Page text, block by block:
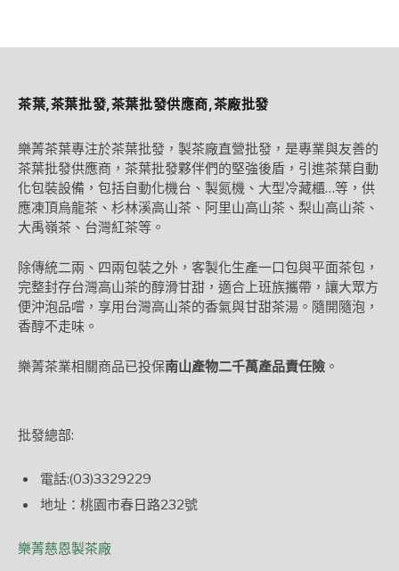
茶葉,茶葉批發,茶葉批發供應商,茶廠批發
樂菁茶葉專注於茶葉批發，製茶廠直營批發，是專業與友善的
茶葉批發供應商，茶葉批發夥伴們的堅強後盾，引進茶葉自動
化包裝設備，包括自動化機台、製氮機、大型冷藏櫃…等，供
應凍頂烏龍茶、杉林溪高山茶、阿里山高山茶、梨山高山茶、
大禹嶺茶、台灣紅茶等。
除傳統二兩、四兩包裝之外，客製化生產一口包與平面茶包，
完整封存台灣高山茶的醇滑甘甜，適合上班族攜帶，讓大眾方
便沖泡品嚐，享用台灣高山茶的香氣與甘甜茶湯。隨開隨泡，
香醇不走味。
樂菁茶業相關商品已投保南山產物二千萬產品責任險 。
批發總部:
電話:(03)3329229
地址：桃園市春日路232號
樂菁慈恩製茶廠